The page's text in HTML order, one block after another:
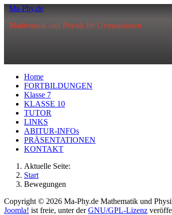
Ma-Phy.de
Mathematik und Physik für Gymnasiasten
Home
FORTBILDUNGEN
Klasse 7
KLASSE 10
TUTOR
LINKS
ABITUR-INFOs
PRÄSENTATIONEN
KONTAKT
Aktuelle Seite:
Start
Bewegungen
Copyright © 2026 Ma-Phy.de Mathematik und
Joomla! ist freie, unter derGNU/GPL-Lizenz